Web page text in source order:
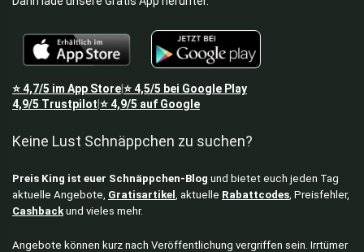
⭐4,7/5 im App Store⭐4,5/5 bei Google Play
4,9/5 Trustpilot ⭐4,9/5 auf Google
Keine Lust Schnäppchen zu suchen?
Preis King ist euer Schnäppchen-Blog und bietet euch jeden Tag
aktuelle Angebote, Gratisartikel , aktuelle Rabattcodes , Preisfehler,
Cashback und vieles mehr.
Angebote können kurz nach Veröffentlichung vergriffen sein. Irrtümer